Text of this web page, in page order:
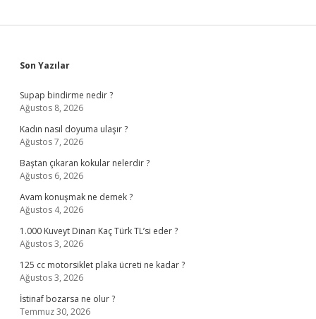
Sidebar
Son Yazılar
Supap bindirme nedir ?
Ağustos 8, 2026
Kadın nasıl doyuma ulaşır ?
Ağustos 7, 2026
Baştan çıkaran kokular nelerdir ?
Ağustos 6, 2026
Avam konuşmak ne demek ?
Ağustos 4, 2026
1.000 Kuveyt Dinarı Kaç Türk TL’si eder ?
Ağustos 3, 2026
125 cc motorsiklet plaka ücreti ne kadar ?
Ağustos 3, 2026
İstinaf bozarsa ne olur ?
Temmuz 30, 2026